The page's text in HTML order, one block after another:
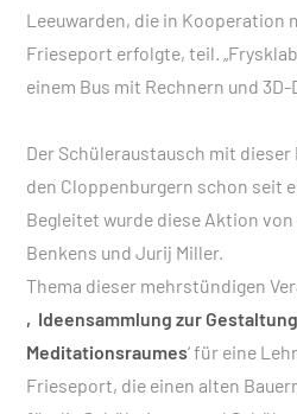
Leeuwarden, die in Kooperation
Frieseport erfolgte, teil.
einem Bus mit Rechnern und
Der Schüleraustausch mit
den Cloppenburgern schon seit
Begleitet wurde diese Aktion
Benkens und Jurij Miller.
Thema dieser mehrstündigen
‚Ideensammlung zur
Meditationsraumes‘ für eine
Frieseport, die einen alten